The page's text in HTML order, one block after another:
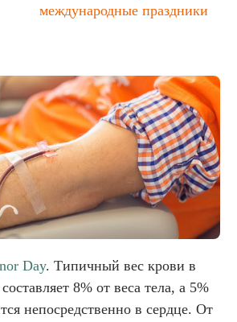
международные праздники
Day. Типичный вес крови в
8% от веса тела, а 5%
непосредственно в сердце. От